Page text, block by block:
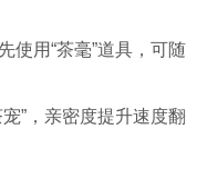
使用“茶毫”道具，可随
”，亲密度提升速度翻